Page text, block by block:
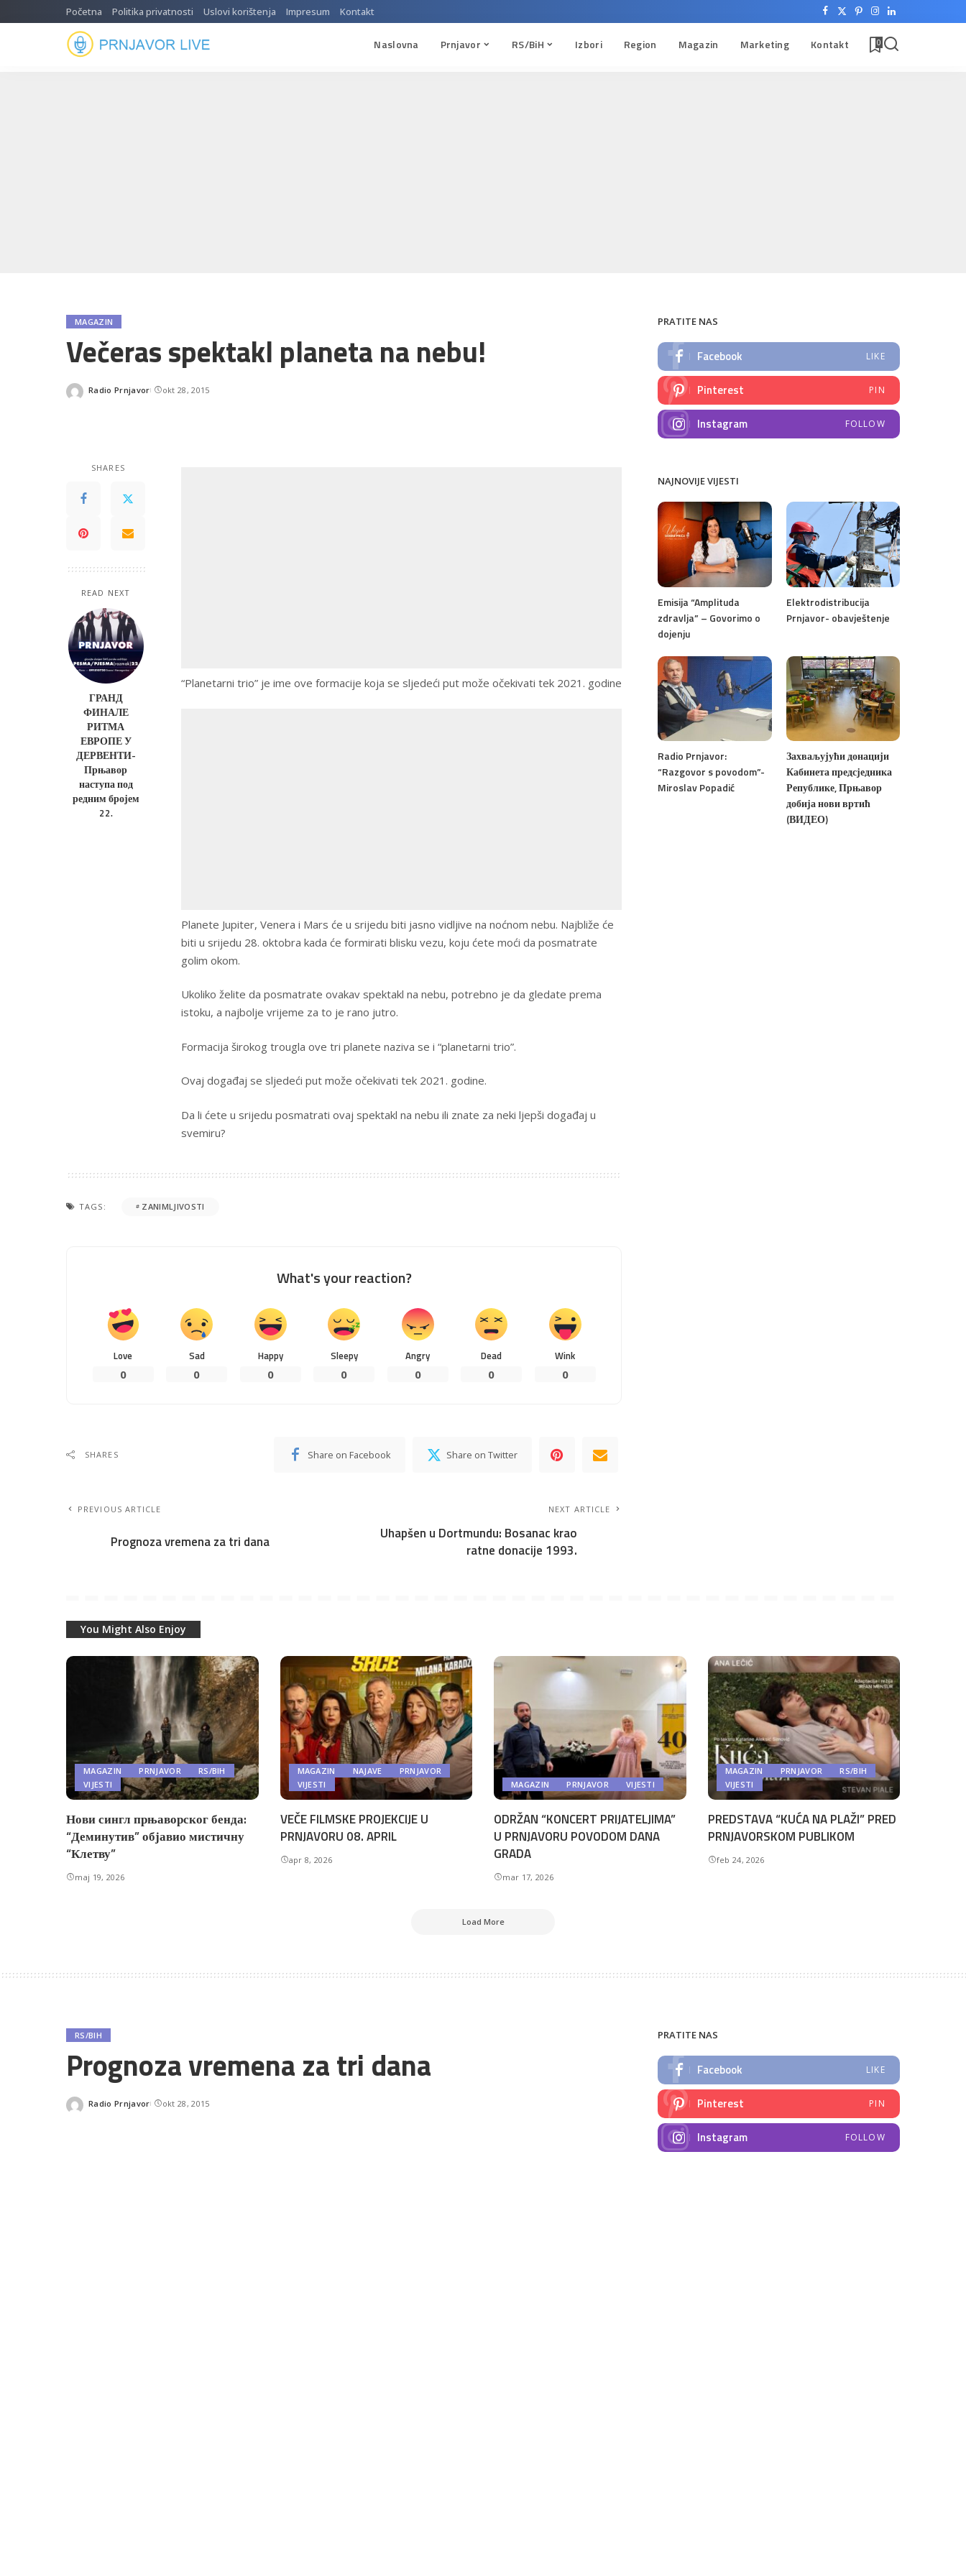
Početna Politika privatnosti Uslovi korištenja Impresum Kontakt
Naslovna Prnjavor RS/BiH Izbori Region Magazin Marketing Kontakt 0
MAGAZIN
Večeras spektakl planeta na nebu!
Posted
Radio Prnjavor okt 28, 2015
SHARES
READ NEXT
ГРАНД
ФИНАЛЕ
РИТМА
ЕВРОПЕ У
ДЕРВЕНТИ-
Прњавор
наступа под
редним бројем
22.
“Planetarni trio” je ime ove formacije koja se sljedeći put može očekivati tek 2021. godine
Planete Jupiter, Venera i Mars će u srijedu biti jasno vidljive na noćnom nebu. Najbliže će
biti u srijedu 28. oktobra kada će formirati blisku vezu, koju ćete moći da posmatrate
golim okom.
Ukoliko želite da posmatrate ovakav spektakl na nebu, potrebno je da gledate prema
istoku, a najbolje vrijeme za to je rano jutro.
Formacija širokog trougla ove tri planete naziva se i “planetarni trio”.
Ovaj događaj se sljedeći put može očekivati tek 2021. godine.
Da li ćete u srijedu posmatrati ovaj spektakl na nebu ili znate za neki ljepši događaj u
svemiru?
TAGS: ZANIMLJIVOSTI
What's your reaction?
Love
0
Sad
0
Happy
0
Sleepy
0
Angry
0
Dead
0
Wink
0
SHARES Share on Facebook Share on Twitter
PREVIOUS ARTICLE
Prognoza vremena za tri dana
NEXT ARTICLE
Uhapšen u Dortmundu: Bosanac krao
ratne donacije 1993.
PRATITE NAS
Facebook LIKE
Pinterest PIN
Instagram FOLLOW
NAJNOVIJE VIJESTI
Emisija “Amplituda
zdravlja” – Govorimo o
dojenju
Elektrodistribucija
Prnjavor- obavještenje
Radio Prnjavor:
“Razgovor s povodom”-
Miroslav Popadić
Захваљујући донацији
Кабинета предсједника
Републике, Прњавор
добија нови вртић
(ВИДЕО)
You Might Also Enjoy
MAGAZIN PRNJAVOR
RS/BIH
VIJESTI
Нови сингл прњаворског бенда:
“Деминутив” објавио мистичну
“Клетву”
maj 19, 2026
MAGAZIN NAJAVE
PRNJAVOR
VIJESTI
VEČE FILMSKE PROJEKCIJE U
PRNJAVORU 08. APRIL
apr 8, 2026
MAGAZIN PRNJAVOR VIJESTI
ODRŽAN “KONCERT PRIJATELJIMA”
U PRNJAVORU POVODOM DANA
GRADA
mar 17, 2026
MAGAZIN PRNJAVOR
RS/BIH
VIJESTI
PREDSTAVA “KUĆA NA PLAŽI” PRED
PRNJAVORSKOM PUBLIKOM
feb 24, 2026
Load More
RS/BIH
Prognoza vremena za tri dana
Posted
Radio Prnjavor okt 28, 2015
PRATITE NAS
Facebook LIKE
Pinterest PIN
Instagram FOLLOW